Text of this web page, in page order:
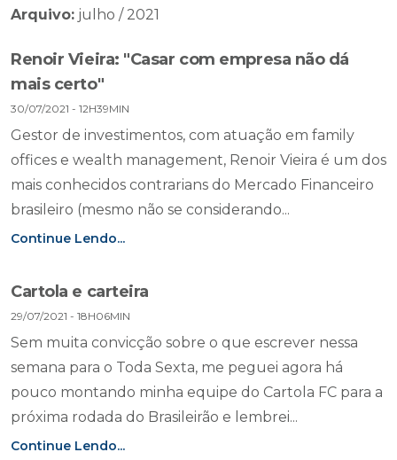
Arquivo: julho / 2021
Renoir Vieira: "Casar com empresa não dá
mais certo"
30/07/2021 - 12H39MIN
Gestor de investimentos, com atuação em family
offices e wealth management, Renoir Vieira é um dos
mais conhecidos contrarians do Mercado Financeiro
brasileiro (mesmo não se considerando...
Continue Lendo...
Cartola e carteira
29/07/2021 - 18H06MIN
Sem muita convicção sobre o que escrever nessa
semana para o Toda Sexta, me peguei agora há
pouco montando minha equipe do Cartola FC para a
próxima rodada do Brasileirão e lembrei...
Continue Lendo...